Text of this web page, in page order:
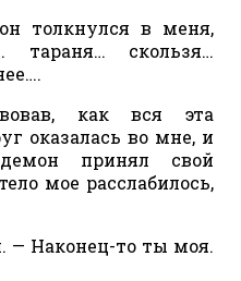
толкнулся в меня,
тараня… скользя…
как вся эта
оказалась во мне, и
принял свой
мое расслабилось,
— Наконец-то ты моя.